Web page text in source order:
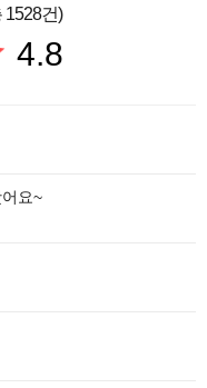
1528건)
4.8
요~